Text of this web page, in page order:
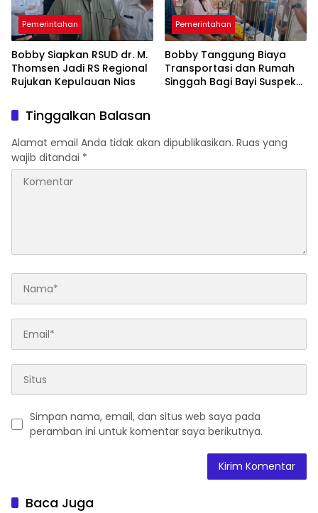
Pemerintahan
Bobby Siapkan RSUD dr. M.
Thomsen Jadi RS Regional
Rujukan Kepulauan Nias
Pemerintahan
Bobby Tanggung Biaya
Transportasi dan Rumah
Singgah Bagi Bayi Suspek
Tinggalkan Balasan
Alamat email Anda tidak akan dipublikasikan. Ruas yang
wajib ditandai *
Simpan nama, email, dan situs web saya pada
peramban ini untuk komentar saya berikutnya.
Baca Juga